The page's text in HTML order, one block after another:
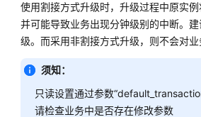
用
户
指
（安
卡
拉
使用割接方式升级时，升级过程中原实例
并可能导致业务出现分钟级别的中断。
级。而采用非割接方式升级，则不会对业
须知：
只读设置通过参数
请检查业务中是否存在修改参数